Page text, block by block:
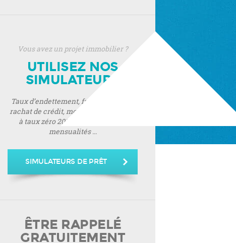
Vous avez un projet immobilier ?
UTILISEZ NOS
SIMULATEURS
Taux d’endettement, frais de notaire,
rachat de crédit, montant de prêt, prêt
à taux zéro 2019, montant de vos
mensualités ...
SIMULATEURS DE PRÊT
ÊTRE RAPPELÉ
GRATUITEMENT